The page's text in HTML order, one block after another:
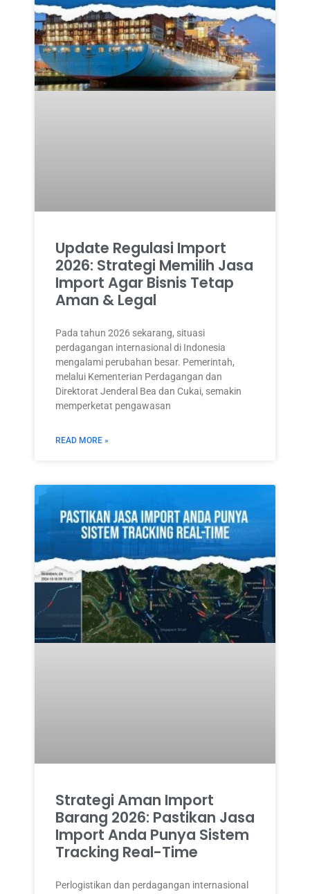
Update Regulasi Import
2026: Strategi Memilih Jasa
Import Agar Bisnis Tetap
Aman & Legal
Pada tahun 2026 sekarang, situasi
perdagangan internasional di Indonesia
mengalami perubahan besar. Pemerintah,
melalui Kementerian Perdagangan dan
Direktorat Jenderal Bea dan Cukai, semakin
memperketat pengawasan
READ MORE »
Strategi Aman Import
Barang 2026: Pastikan Jasa
Import Anda Punya Sistem
Tracking Real-Time
Perlogistikan dan perdagangan internasional